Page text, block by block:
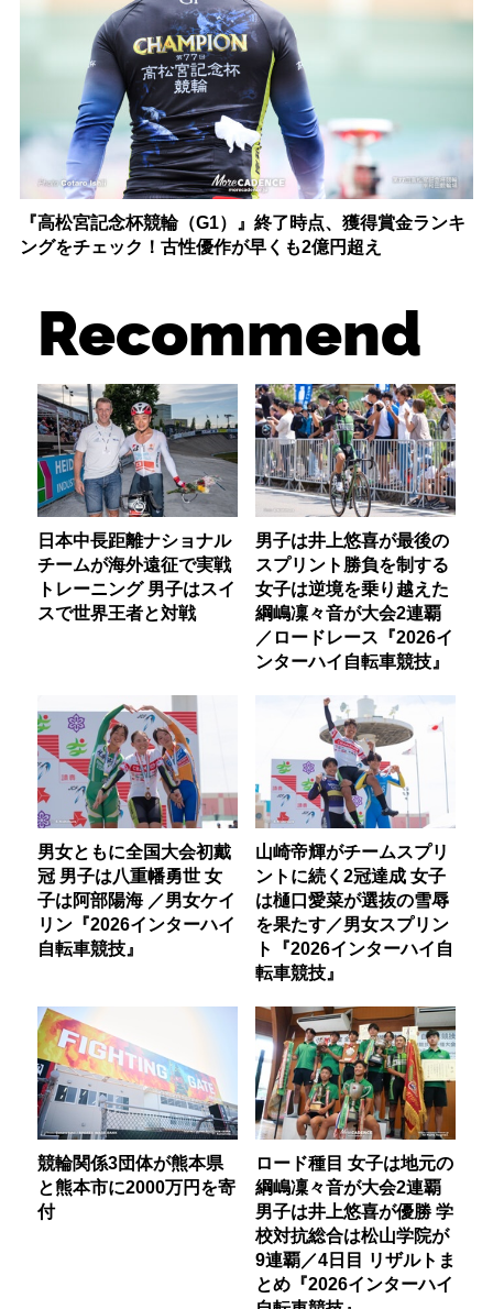
『高松宮記念杯競輪（G1）』終了時点、獲得賞金ランキ
ングをチェック！古性優作が早くも2億円超え
Recommend
日本中長距離ナショナル
チームが海外遠征で実戦
トレーニング 男子はスイ
スで世界王者と対戦
男子は井上悠喜が最後の
スプリント勝負を制する
女子は逆境を乗り越えた
綱嶋凜々音が大会2連覇
／ロードレース『2026イ
ンターハイ自転車競技』
男女ともに全国大会初戴
冠 男子は八重幡勇世 女
子は阿部陽海 ／男女ケイ
リン『2026インターハイ
自転車競技』
山崎帝輝がチームスプリ
ントに続く2冠達成 女子
は樋口愛菜が選抜の雪辱
を果たす／男女スプリン
ト『2026インターハイ自
転車競技』
競輪関係3団体が熊本県
と熊本市に2000万円を寄
付
ロード種目 女子は地元の
綱嶋凜々音が大会2連覇
男子は井上悠喜が優勝 学
校対抗総合は松山学院が
9連覇／4日目 リザルトま
とめ『2026インターハイ